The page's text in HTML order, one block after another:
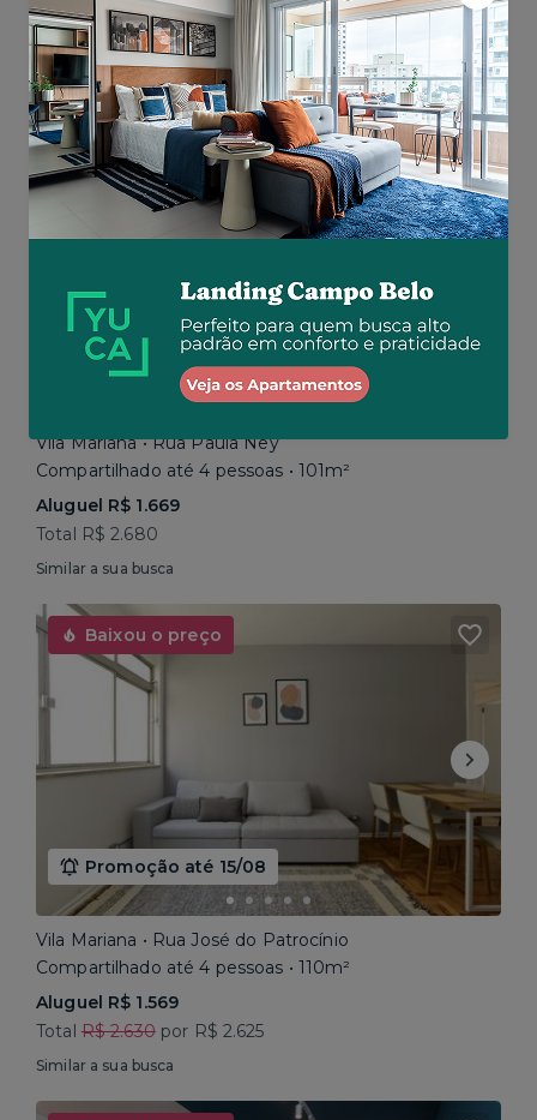
Aluguel R$ 1.777
Total R$ 2.843
Similar a sua busca
Em breve
Vila Mariana • Rua Paula Ney
Compartilhado até 4 pessoas • 101m²
Aluguel R$ 1.669
Total R$ 2.680
Similar a sua busca
Baixou o preço
Promoção até 15/08
Vila Mariana • Rua José do Patrocínio
Compartilhado até 4 pessoas • 110m²
Aluguel R$ 1.569
Total R$ 2.630por R$ 2.625
Similar a sua busca